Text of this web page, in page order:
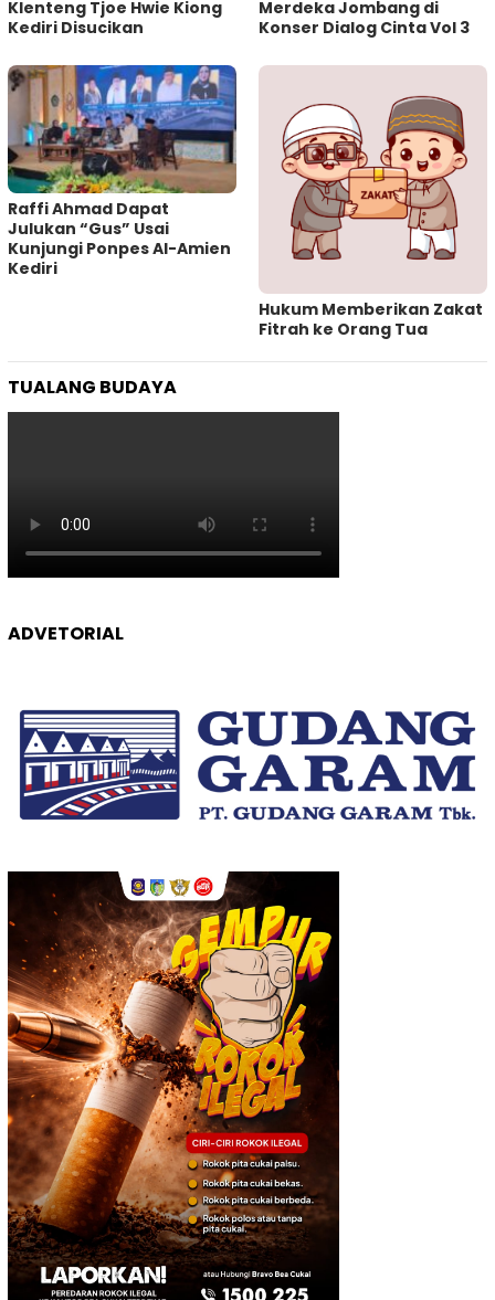
Klenteng Tjoe Hwie Kiong
Kediri Disucikan
Merdeka Jombang di
Konser Dialog Cinta Vol 3
Raffi Ahmad Dapat
Julukan “Gus” Usai
Kunjungi Ponpes Al-Amien
Kediri
Hukum Memberikan Zakat
Fitrah ke Orang Tua
TUALANG BUDAYA
ADVETORIAL